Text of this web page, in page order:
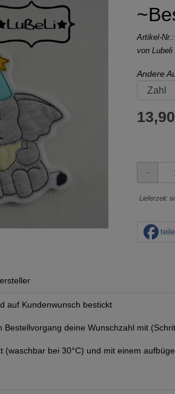
Artikel-Nr.:
von Lubeli
Andere
Lieferzeit:
auf Kundenwunsch bestickt
Bestellvorgang deine Wunschzahl mit
(waschbar bei 30°C) und mit einem